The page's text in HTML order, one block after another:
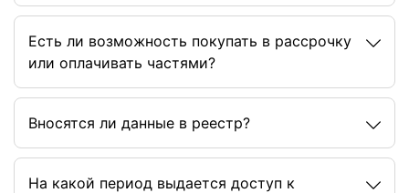
Есть ли возможность покупать в рассрочку
или оплачивать частями?
Вносятся ли данные в реестр?
На какой период выдается доступ к